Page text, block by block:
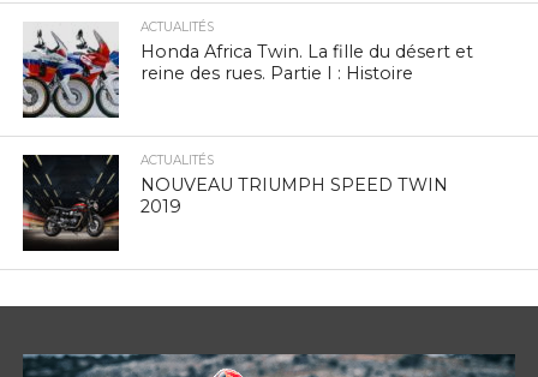
ACTUALITÉS
Honda Africa Twin. La fille du désert et
reine des rues. Partie I : Histoire
ACTUALITÉS
NOUVEAU TRIUMPH SPEED TWIN
2019